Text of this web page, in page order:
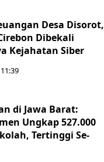
Desa Disorot,
Dibekali
Kejahatan Siber
di Jawa Barat:
Ungkap 527.000
Tertinggi Se-